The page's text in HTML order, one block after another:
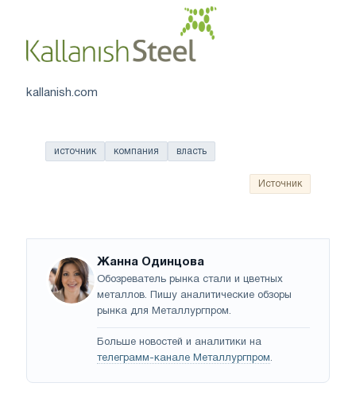
kallanish.com
источник компания власть
Источник
Жанна Одинцова
Обозреватель рынка стали и цветных
металлов. Пишу аналитические обзоры
рынка для Металлургпром.
Больше новостей и аналитики на
телеграмм-канале Металлургпром.